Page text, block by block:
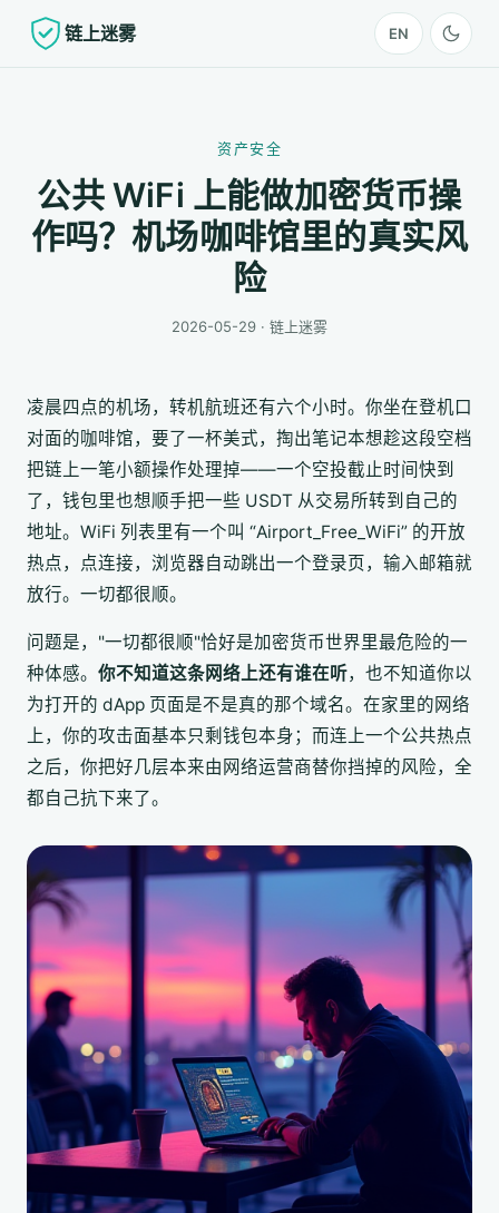
链上迷雾 EN
资产安全
公共 WiFi 上能做加密货币操
作吗？机场咖啡馆里的真实风
险
2026-05-29 · 链上迷雾
凌晨四点的机场，转机航班还有六个小时。你坐在登机口
对面的咖啡馆，要了一杯美式，掏出笔记本想趁这段空档
把链上一笔小额操作处理掉——一个空投截止时间快到
了，钱包里也想顺手把一些 USDT 从交易所转到自己的
地址。WiFi 列表里有一个叫 “Airport_Free_WiFi” 的开放
热点，点连接，浏览器自动跳出一个登录页，输入邮箱就
放行。一切都很顺。
问题是，"一切都很顺"恰好是加密货币世界里最危险的一
种体感。 你不知道这条网络上还有谁在听，也不知道你以
为打开的 dApp 页面是不是真的那个域名。在家里的网络
上，你的攻击面基本只剩钱包本身；而连上一个公共热点
之后，你把好几层本来由网络运营商替你挡掉的风险，全
都自己抗下来了。